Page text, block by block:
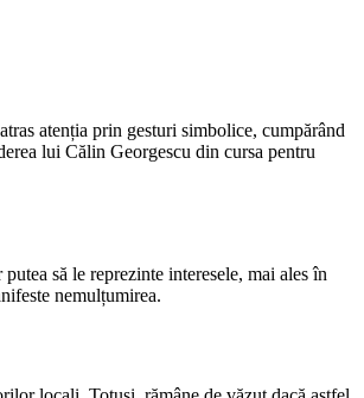
atenția prin gesturi simbolice, cumpărând
lui Călin Georgescu din cursa pentru
să le reprezinte interesele, mai ales în
nemulțumirea.